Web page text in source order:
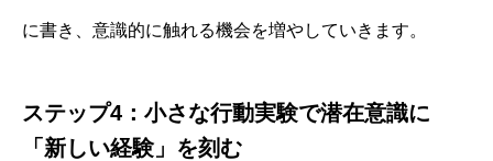
に書き、意識的に触れる機会を増やしていきます。
ステップ4：小さな行動実験で潜在意識に
「新しい経験」を刻む